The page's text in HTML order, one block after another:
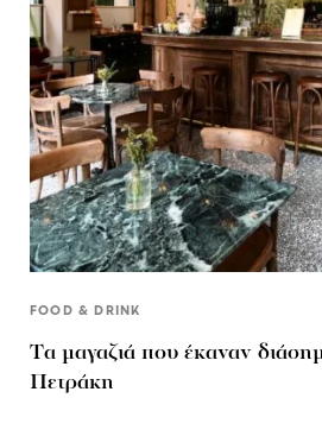
FOOD & DRINK
Tα μαγαζιά που έκαναν
Πετράκη